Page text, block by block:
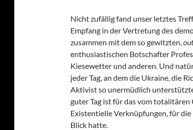
Nicht zufällig fand unser letztes
Empfang in der Vertretung des
zusammen mit dem so gewitzten,
enthusiastischen Botschafter
Kiesewetter und anderen. Und
jeder Tag, an dem die Ukraine, die
Aktivist so unermüdlich
guter Tag ist für das vom totalitären
Existentielle Verknüpfungen, für die
Blick hatte.